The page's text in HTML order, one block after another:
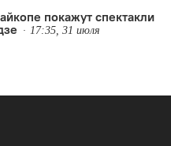
покажут спектакли
17:35, 31 июля